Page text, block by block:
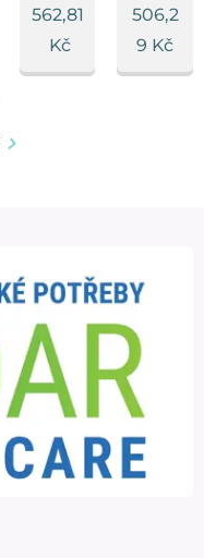
562,81
Kč
506,2
9 Kč